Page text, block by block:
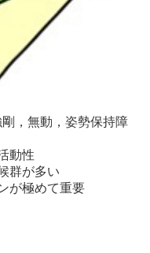
，無動，姿勢保持障
動性
群が多い
が極めて重要